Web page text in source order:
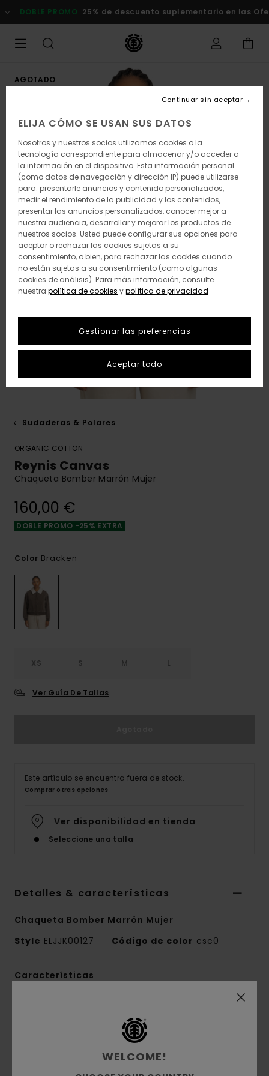
la
DOBLE PROMO 25% de descuento suplementario en las
AGOTADO
Sudaderas & Polares
ORGANIC COTTON
Reynis Canvas
Chaqueta Bomber Marrón Mujer
160,00 €
DOBLE PROMO -25% EXTRA
Color Bracken
XS S M L
Ver Guía De Tallas
Este artículo se encuentra fuera de stock.
Comprar otras opciones
Ver disponibilidad en tienda
Seleccione una talla
Detalles & características
Chaqueta Bomber Marrón Mujer
Style ELJJK00127 Código de color csc0
Características
tafetán, mezcla de 70% algodón
regular con 30% algodón reciclado [410 g/m2]
estilo cortoWELCOME!
ELIJA CÓMO SE USAN SUS DATOS
Nosotros y nuestros socios utilizamos cookies o la
tecnología correspondiente para almacenar y/o acceder a
la información en el dispositivo. Esta información personal
(como datos de navegación y dirección IP) puede utilizarse
para: presentarle anuncios y contenido personalizados,
medir el rendimiento de la publicidad y los contenidos,
presentar las anuncios personalizados, conocer mejor a
nuestra audiencia, desarrollar y mejorar los productos de
nuestros socios. Usted puede configurar sus opciones para
aceptar o rechazar las cookies sujetas a su
consentimiento, o bien, para rechazar las cookies cuando
no están sujetas a su consentimiento (como algunas
cookies de análisis). Para más información, consulte
nuestra política de cookies ypolítica de privacidad
Gestionar las preferencias
Continuar sin aceptar
Aceptar todo